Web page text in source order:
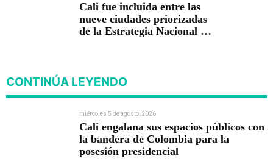
Cali fue incluida entre las
nueve ciudades priorizadas
de la Estrategia Nacional de
CONTINÚA LEYENDO
miércoles 5 de agosto, 2026
Cali engalana sus espacios públicos con
la bandera de Colombia para la
posesión presidencial